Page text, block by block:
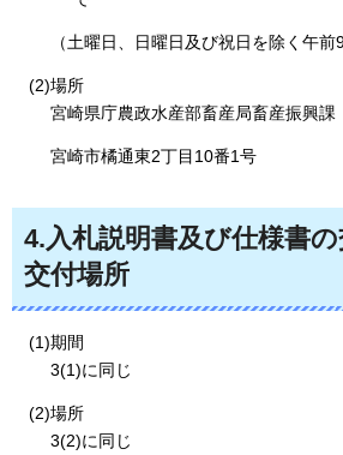
（土曜日、日曜日及び祝日を除く午前
(2)場所
宮崎県庁農政水産部畜産局畜産振興課
宮崎市橘通東2丁目10番1号
4.入札説明書及び仕様書
交付場所
(1)期間
3(1)に同じ
(2)場所
3(2)に同じ